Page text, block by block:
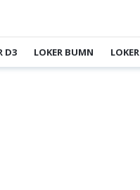
D3 LOKER BUMN